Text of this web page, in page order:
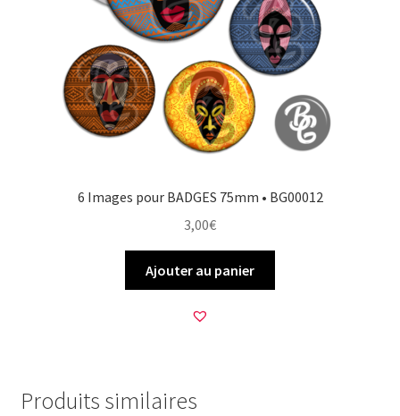
6 Images pour BADGES 75mm • BG00012
3,00€
Ajouter au panier
Produits similaires